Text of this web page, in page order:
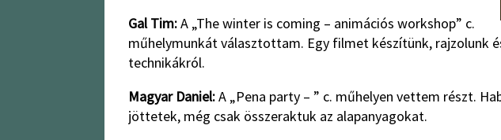
Gal Tim:A „The winter is coming – animációs workshop” c.
műhelymunkát választottam. Egy filmet készítünk, rajzolunk
technikákról.
Magyar Daniel:A „Pena party – ” c. műhelyen vettem részt.
jöttetek, még csak összeraktuk az alapanyagokat.